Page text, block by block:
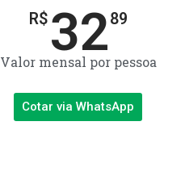
R$ 3289
Valor mensal por pessoa
Cotar via WhatsApp